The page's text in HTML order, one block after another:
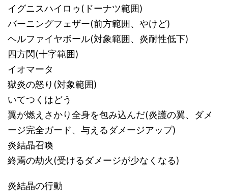
イグニスハイロゥ(ドーナツ範囲)
バーニングフェザー(前方範囲、やけど)
ヘルファイヤボール(対象範囲、炎耐性低下)
四方閃(十字範囲)
イオマータ
獄炎の怒り(対象範囲)
いてつくはどう
翼が燃えさかり全身を包み込んだ(炎護の翼、ダメ
ージ完全ガード、与えるダメージアップ)
炎結晶召喚
終焉の劫火(受けるダメージが少なくなる)
炎結晶の行動